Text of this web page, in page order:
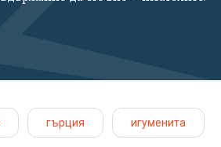
гърция игуменита